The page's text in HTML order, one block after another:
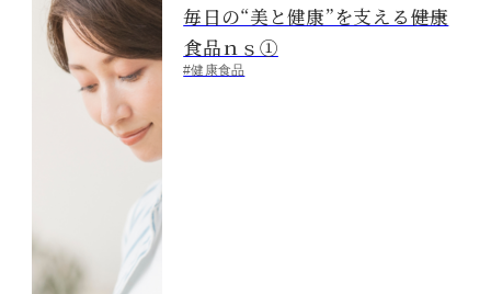
毎日の“美と健康”を支える――健康
食品ｎｓ①
#健康食品